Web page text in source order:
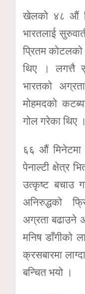
खेलको ४८ औं
भारतलाई
प्रितम
थिए । लगत्तै
भारतको
मोहमदको
गोल गरेका थिए ।
६६ औं मिनेटमा
पेनाल्टी क्षेत्र
उत्कृष्ट बचाउ
अनिरुद्धको
अग्रता बढाउने
मनिष डाँगीको
क्रसबारमा
बन्चित भयो ।